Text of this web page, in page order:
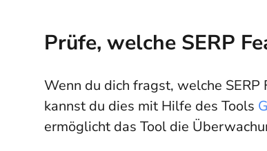
Prüfe, welche SERP
Wenn du dich fragst, welche
kannst du dies mit Hilfe des Tools
ermöglicht das Tool die